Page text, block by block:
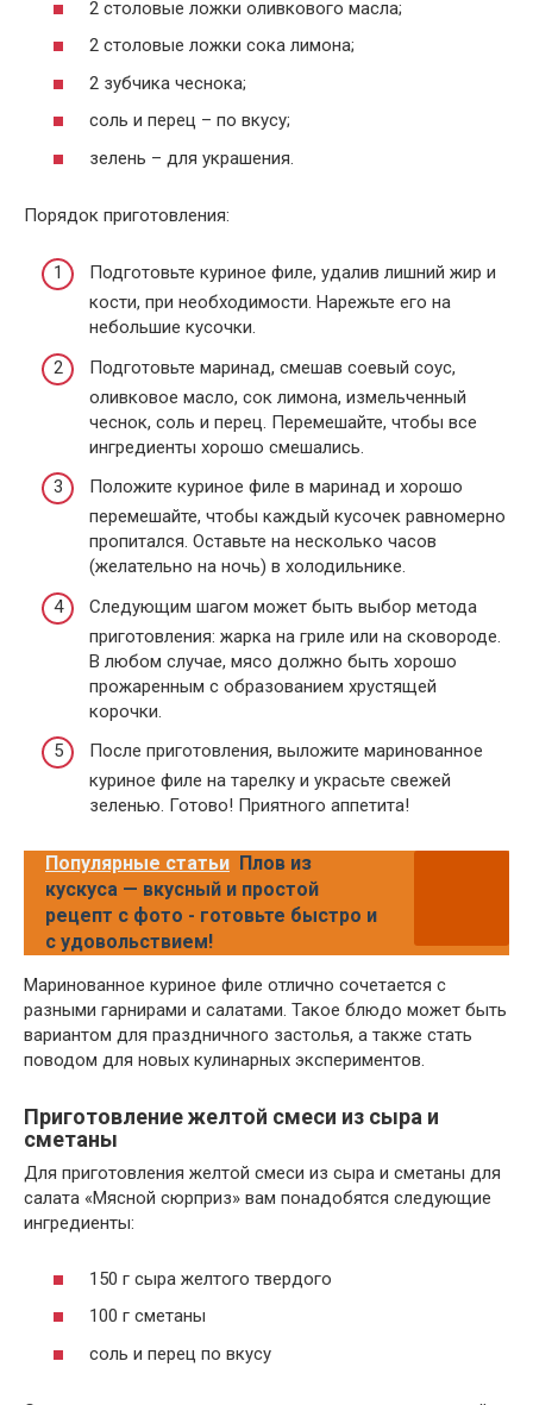
2 столовые ложки оливкового масла;
2 столовые ложки сока лимона;
2 зубчика чеснока;
соль и перец – по вкусу;
зелень – для украшения.
Порядок приготовления:
Подготовьте куриное филе, удалив лишний жир и
кости, при необходимости. Нарежьте его на
небольшие кусочки.
Подготовьте маринад, смешав соевый соус,
оливковое масло, сок лимона, измельченный
чеснок, соль и перец. Перемешайте, чтобы все
ингредиенты хорошо смешались.
Положите куриное филе в маринад и хорошо
перемешайте, чтобы каждый кусочек равномерно
пропитался. Оставьте на несколько часов
(желательно на ночь) в холодильнике.
Следующим шагом может быть выбор метода
приготовления: жарка на гриле или на сковороде.
В любом случае, мясо должно быть хорошо
прожаренным с образованием хрустящей
корочки.
После приготовления, выложите маринованное
куриное филе на тарелку и украсьте свежей
зеленью. Готово! Приятного аппетита!
Популярные статьи Плов из
кускуса — вкусный и простой
рецепт с фото - готовьте быстро и
с удовольствием!
Маринованное куриное филе отлично сочетается с
разными гарнирами и салатами. Такое блюдо может быть
вариантом для праздничного застолья, а также стать
поводом для новых кулинарных экспериментов.
Приготовление желтой смеси из сыра и
сметаны
Для приготовления желтой смеси из сыра и сметаны для
салата «Мясной сюрприз» вам понадобятся следующие
ингредиенты:
150 г сыра желтого твердого
100 г сметаны
соль и перец по вкусу